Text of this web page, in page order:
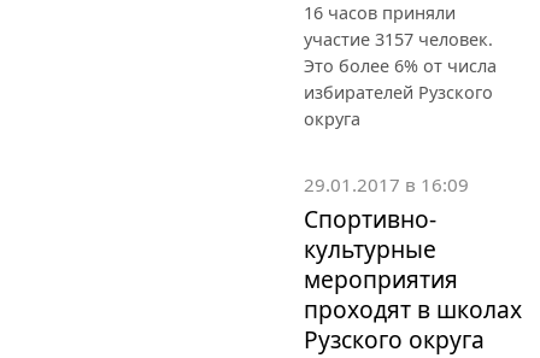
16 часов приняли
участие 3157 человек.
Это более 6% от числа
избирателей Рузского
округа
29.01.2017 в 16:09
Спортивно-
культурные
мероприятия
проходят в школах
Рузского округа